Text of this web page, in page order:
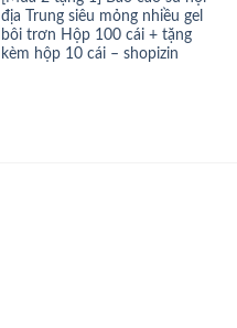
địa Trung siêu mỏng nhiều gel
bôi trơn Hộp 100 cái + tặng
kèm hộp 10 cái – shopizin